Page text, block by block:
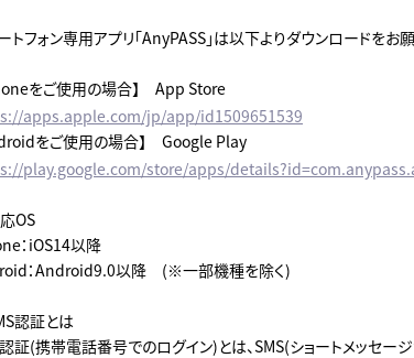
トフォン専用アプリ「AnyPASS」は以下よりダウンロードをお願
をご使用の場合】 App Store
apps.apple.com/jp/app/id1509651539
をご使用の場合】 Google Play
play.google.com/store/apps/
OS
：iOS14以降
：Android9.0以降 (※一部機種を除く)
認証とは
証(携帯電話番号でのログイン)とは、SMS(ショートメッセ